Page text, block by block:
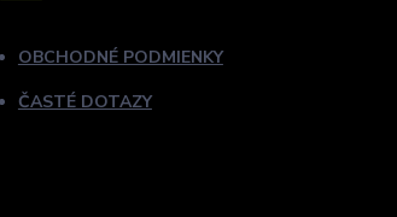
OBCHODNÉ PODMIENKY
ČASTÉ DOTAZY